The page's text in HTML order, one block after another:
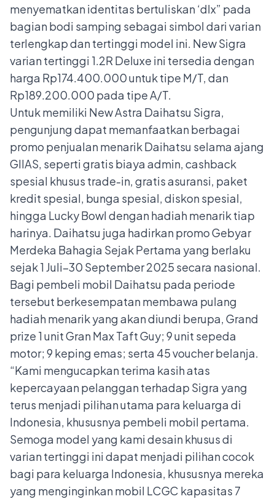
menyematkan identitas bertuliskan ‘dlx” pada
bagian bodi samping sebagai simbol dari varian
terlengkap dan tertinggi model ini. New Sigra
varian tertinggi 1.2R Deluxe ini tersedia dengan
harga Rp174.400.000 untuk tipe M/T, dan
Rp189.200.000 pada tipe A/T.
Untuk memiliki New Astra Daihatsu Sigra,
pengunjung dapat memanfaatkan berbagai
promo penjualan menarik Daihatsu selama ajang
GIIAS, seperti gratis biaya admin, cashback
spesial khusus trade-in, gratis asuransi, paket
kredit spesial, bunga spesial, diskon spesial,
hingga Lucky Bowl dengan hadiah menarik tiap
harinya. Daihatsu juga hadirkan promo Gebyar
Merdeka Bahagia Sejak Pertama yang berlaku
sejak 1 Juli–30 September 2025 secara nasional.
Bagi pembeli mobil Daihatsu pada periode
tersebut berkesempatan membawa pulang
hadiah menarik yang akan diundi berupa, Grand
prize 1 unit Gran Max Taft Guy; 9 unit sepeda
motor; 9 keping emas; serta 45 voucher belanja.
“Kami mengucapkan terima kasih atas
kepercayaan pelanggan terhadap Sigra yang
terus menjadi pilihan utama para keluarga di
Indonesia, khususnya pembeli mobil pertama.
Semoga model yang kami desain khusus di
varian tertinggi ini dapat menjadi pilihan cocok
bagi para keluarga Indonesia, khususnya mereka
yang menginginkan mobil LCGC kapasitas 7